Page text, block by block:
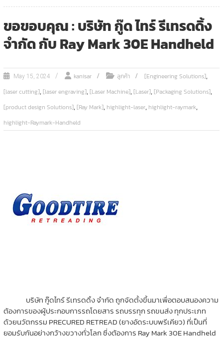
ขอขอบคุณ : บริษัท กู๊ด ไทร์ รีเทรดดิ้ง
จำกัด กับ Ray Mark 30E Handheld
May 15, 2024 kanisar ลูกค้า [Engineering Solutions],
[laser cutting],[laser engraving],[Laser Machine],[Laser],[Packaging Solutions],
[product design Solutions],[Ray Mark], highlight-laser, highlight-raymark,
highlight-Raymark-Handheld
บริษัท กู๊ดไทร์ รีเทรดดิ้ง จํากัด ถูกจัดตั้งขึ้นมาเพื่อตอบสนองความ
ต้องการของผู้ประกอบการรถโดยสาร รถบรรทุก รถขนส่ง ทุกประเภท
ด้วยนวัตกรรม PRECURED RETREAD (ยางอัดระบบพรีเคียว) ที่เป็นที่
ยอมรับกันอย่างกว้างขวางทั่วโลก ซึ่งต้องการ Ray Mark 30E Handheld